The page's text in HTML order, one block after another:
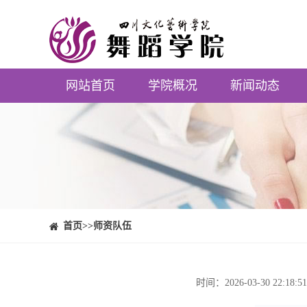
网站首页 学院概况 新闻动态
⠀⠀首页>>师资队伍
时间：2026-03-30